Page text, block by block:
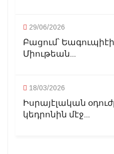
29/06/2026
Բացում՝
Միութեան...
18/03/2026
Իսրայէլական
կեդրոնին մէջ...